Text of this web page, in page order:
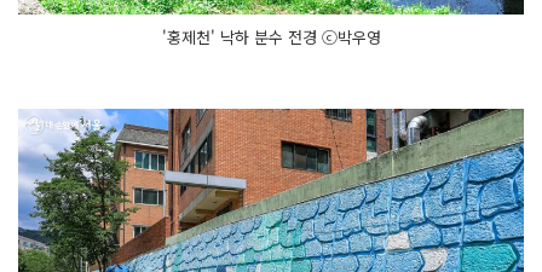
'홍제천' 낙하 분수 전경 ⓒ박우영